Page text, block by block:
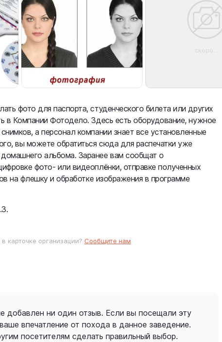
скоро...
фото для паспорта, студенческого билета или других
в Компании Фотодело. Здесь есть оборудование, нужное
а персонал компании знает все установленные
вы можете обратиться сюда для распечатки уже
альбома. Заранее вам сообщат о
фото- или видеоплёнки, отправке полученных
на флешку и обработке изображения в программе
карточке организации? Сообщите нам
добавлен ни один отзыв. Если вы посещали эту
впечатление от похода в данное заведение.
посетителям сделать правильный выбор.